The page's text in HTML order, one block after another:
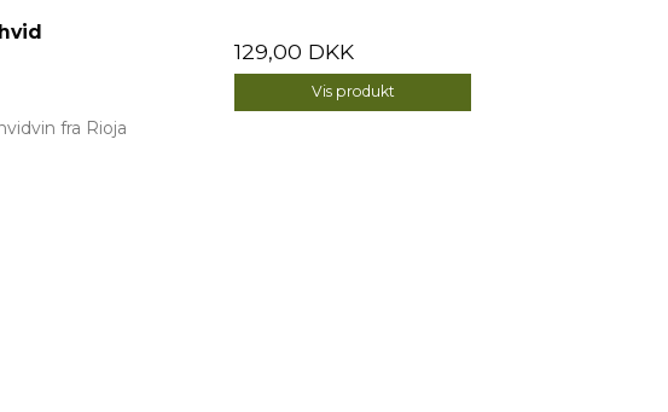
fra Rioja
129,00 DKK
Vis produkt